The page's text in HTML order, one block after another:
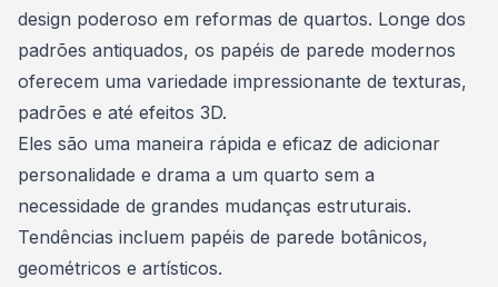
design poderoso em reformas de quartos. Longe dos
padrões antiquados, os papéis de parede modernos
oferecem uma variedade impressionante de texturas,
padrões e até efeitos 3D.
Eles são uma maneira rápida e eficaz de adicionar
personalidade e drama a um quarto sem a
necessidade de grandes mudanças estruturais.
Tendências incluem papéis de parede botânicos,
geométricos e artísticos.